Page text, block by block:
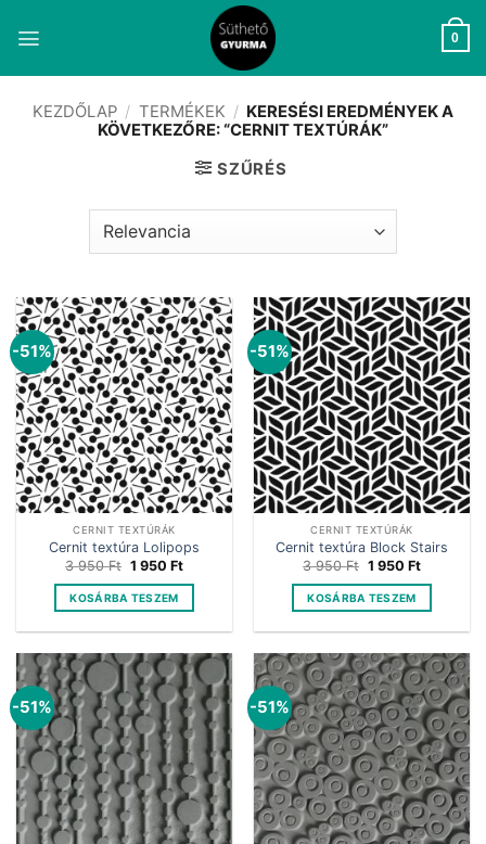
0
KEZDŐLAP / TERMÉKEK / KERESÉSI EREDMÉNYEK A
KÖVETKEZŐRE: “CERNIT TEXTÚRÁK”
SZŰRÉS
-51%
CERNIT TEXTÚRÁK
Cernit textúra Lolipops
3 950Ft Original
was:
3
950 Ft.
1 950 FtCurrent
is:
950 Ft.
KOSÁRBA TESZEM
-51%
CERNIT TEXTÚRÁK
Cernit textúra Block Stairs
3 950Ft Original
was:
3
950 Ft.
1 950 FtCurrent
is:
950 Ft.
KOSÁRBA TESZEM
-51% -51%